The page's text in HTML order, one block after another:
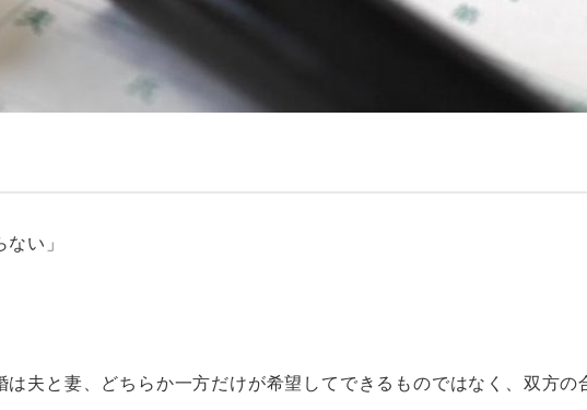
い」
夫と妻、どちらか一方だけが希望してできるものではなく、双方の